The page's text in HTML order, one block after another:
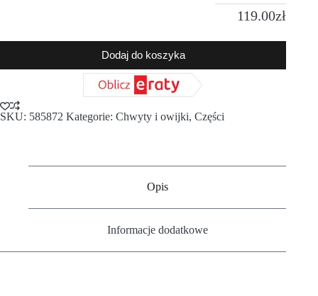
119.00zł
Dodaj do koszyka
SKU: 585872 Kategorie: Chwyty i owijki, Części
Opis
Informacje dodatkowe